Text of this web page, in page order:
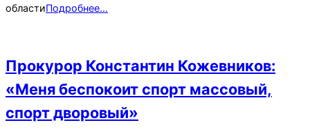
областиПодробнее…
Прокурор Константин Кожевников:
«Меня беспокоит спорт массовый,
спорт дворовый»